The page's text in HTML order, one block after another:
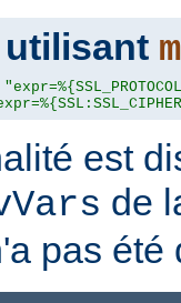
utilisant
est
de
pas été